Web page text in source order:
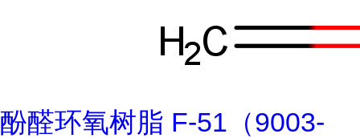
酚醛环氧树脂 F-51（9003-